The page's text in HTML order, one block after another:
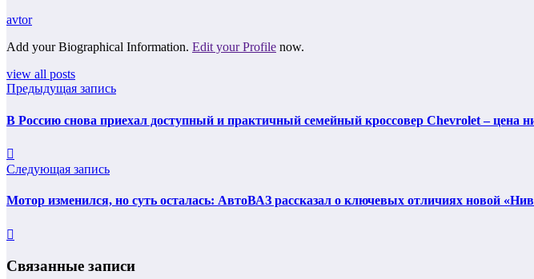
avtor
Add your Biographical Information. Edit your Profile now.
view all posts
Предыдущая запись
В Россию снова приехал доступный и практичный семейный кроссовер Chevrolet – цена
Следующая запись
Мотор изменился, но суть осталась: АвтоВАЗ рассказал о ключевых отличиях новой
Связанные записи